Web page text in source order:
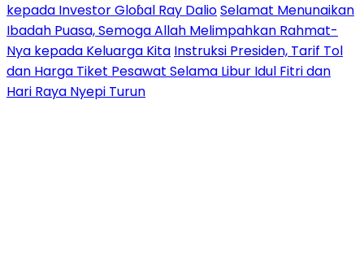
kepada Investor Gloɓal Ray DalioSelamat Menunaikan
Ibadah Puasa, Semoga Allah Melimpahkan Rahmat-
Nya kepada Keluarga Kita Instruksi Presiden, Tarif Tol
dan Harga Tiket Pesawat Selama Libur Idul Fitri dan
Hari Raya Nyepi Turun